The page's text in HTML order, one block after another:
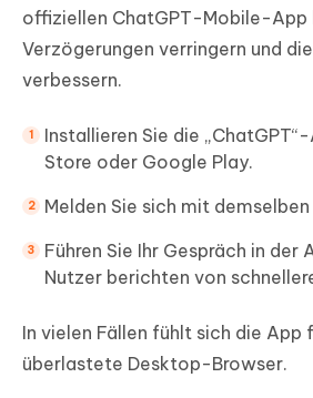
offiziellen ChatGPT-Mobile-App
Verzögerungen verringern und
verbessern.
Installieren Sie die
Store oder Google Play.
Melden Sie sich mit
Führen Sie Ihr Gespräch in der
Nutzer berichten von
In vielen Fällen fühlt sich die App
überlastete Desktop-Browser.